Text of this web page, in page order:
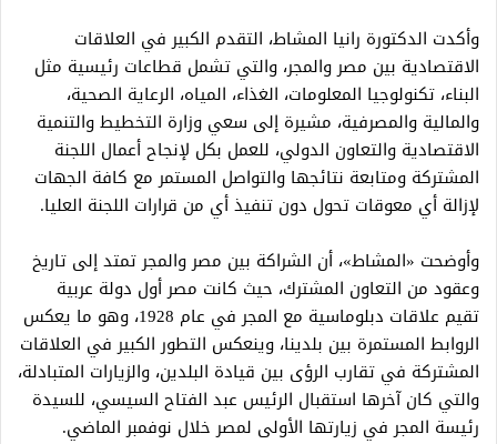
وأكدت الدكتورة رانيا المشاط، التقدم الكبير في العلاقات
الاقتصادية بين مصر والمجر، والتي تشمل قطاعات رئيسية مثل
البناء، تكنولوجيا المعلومات، الغذاء، المياه، الرعاية الصحية،
والمالية والمصرفية، مشيرة إلى سعي وزارة التخطيط والتنمية
الاقتصادية والتعاون الدولي، للعمل بكل لإنجاح أعمال اللجنة
المشتركة ومتابعة نتائجها والتواصل المستمر مع كافة الجهات
لإزالة أي معوقات تحول دون تنفيذ أي من قرارات اللجنة العليا.
وأوضحت «المشاط»، أن الشراكة بين مصر والمجر تمتد إلى تاريخ
وعقود من التعاون المشترك، حيث كانت مصر أول دولة عربية
تقيم علاقات دبلوماسية مع المجر في عام 1928، وهو ما يعكس
الروابط المستمرة بين بلدينا، وينعكس التطور الكبير في العلاقات
المشتركة في تقارب الرؤى بين قيادة البلدين، والزيارات المتبادلة،
والتي كان آخرها استقبال الرئيس عبد الفتاح السيسي، للسيدة
رئيسة المجر في زيارتها الأولى لمصر خلال نوفمبر الماضي.